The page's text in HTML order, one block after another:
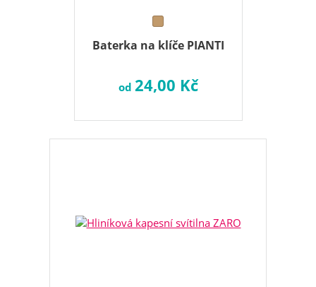
Baterka na klíče PIANTI
od 24,00 Kč